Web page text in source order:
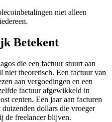
niet alleen
Betekent
die een factuur stuurt aan
niet theoretisch. Een factuur van
aan vergoedingen en een
factuur afgewikkeld in
centen. Een jaar aan facturen
dollars die vroeger
de freelancer blijven.